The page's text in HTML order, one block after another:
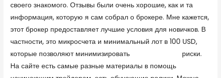
своего знакомого. Отзывы были очень хорошие, как и та
информация, которую я сам собрал о брокере. Мне кажется,
этот брокер предоставляет лучшие условия для новичков. В
частности, это микросчета и минимальный лот в 100 USD,
которые позволяют минимизировать
риски.
На сайте есть самые разные материалы в помощь